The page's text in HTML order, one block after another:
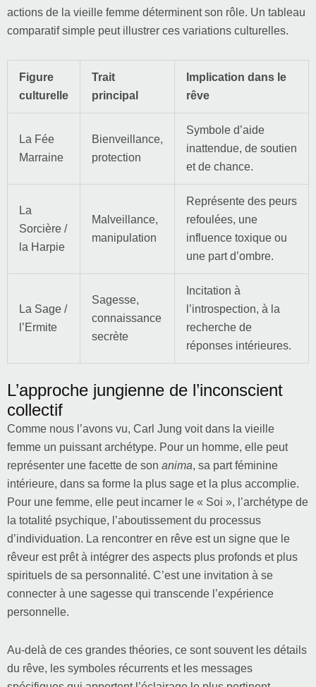
actions de la vieille femme déterminent son rôle. Un tableau
comparatif simple peut illustrer ces variations culturelles.
Figure
culturelle
Trait
principal
Implication dans le
rêve
La Fée
Marraine
Bienveillance,
protection
Symbole d’aide
inattendue, de soutien
et de chance.
La
Sorcière /
la Harpie
Malveillance,
manipulation
Représente des peurs
refoulées, une
influence toxique ou
une part d’ombre.
La Sage /
l’Ermite
Sagesse,
connaissance
secrète
Incitation à
l’introspection, à la
recherche de
réponses intérieures.
L’approche jungienne de l’inconscient
collectif
Comme nous l’avons vu, Carl Jung voit dans la vieille
femme un puissant archétype. Pour un homme, elle peut
représenter une facette de son anima, sa part féminine
intérieure, dans sa forme la plus sage et la plus accomplie.
Pour une femme, elle peut incarner le « Soi », l’archétype de
la totalité psychique, l’aboutissement du processus
d’individuation. La rencontrer en rêve est un signe que le
rêveur est prêt à intégrer des aspects plus profonds et plus
spirituels de sa personnalité. C’est une invitation à se
connecter à une sagesse qui transcende l’expérience
personnelle.
Au-delà de ces grandes théories, ce sont souvent les détails
du rêve, les symboles récurrents et les messages